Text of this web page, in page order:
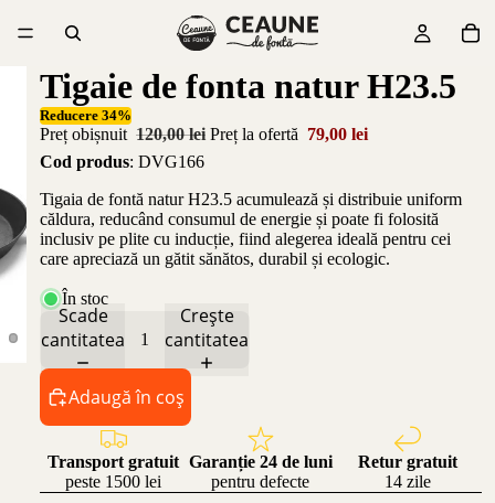
Tigaie de fonta natur H23.5
Reducere 34%
Preț obișnuit 120,00 lei Preț la ofertă 79,00 lei
Cod produs: DVG166
Tigaia de fontă natur H23.5 acumulează și distribuie uniform
căldura, reducând consumul de energie și poate fi folosită
inclusiv pe plite cu inducție, fiind alegerea ideală pentru cei
care apreciază un gătit sănătos, durabil și ecologic.
În stoc
Scade
cantitatea
Crește
cantitatea
Adaugă în coș
Transport gratuit
peste 1500 lei
Garanție 24 de luni
pentru defecte
Retur gratuit
14 zile